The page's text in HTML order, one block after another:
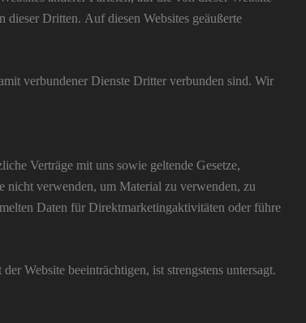
dieser Dritten. Auf diesen Websites geäußerte
verbundener Dienste Dritter verbunden sind. Wir
Verträge mit uns sowie geltende Gesetze,
nicht verwenden, um Material zu verwenden, zu
Daten für Direktmarketingaktivitäten oder führe
Website beeinträchtigen, ist strengstens untersagt.